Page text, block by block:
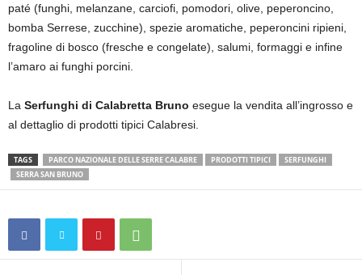
paté (funghi, melanzane, carciofi, pomodori, olive, peperoncino,
bomba Serrese, zucchine), spezie aromatiche, peperoncini ripieni,
fragoline di bosco (fresche e congelate), salumi, formaggi e infine
l’amaro ai funghi porcini.
La Serfunghi di Calabretta Bruno esegue la vendita all’ingrosso e
al dettaglio di prodotti tipici Calabresi.
TAGS PARCO NAZIONALE DELLE SERRE CALABRE PRODOTTI TIPICI
SERFUNGHI
SERRA SAN BRUNO